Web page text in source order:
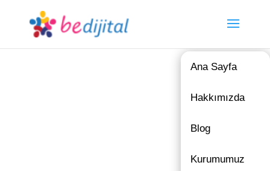
Ana Sayfa
Hakkımızda
Blog
Kurumumuz